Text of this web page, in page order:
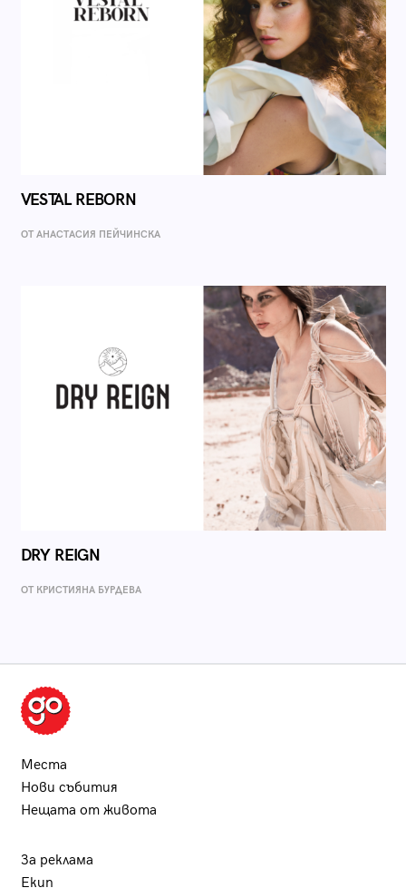
VESTAL REBORN
ОТ AНАСТАСИЯ ПЕЙЧИНСКА
DRY REIGN
ОТ КРИСТИЯНА БУРДЕВА
Места
Нови събития
Нещата от живота
За реклама
Екип